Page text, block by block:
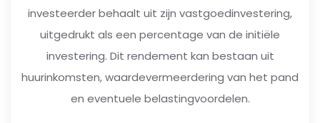
investeerder behaalt uit zijn vastgoedinvestering,
uitgedrukt als een percentage van de initiële
investering. Dit rendement kan bestaan uit
huurinkomsten, waardevermeerdering van het pand
en eventuele belastingvoordelen.